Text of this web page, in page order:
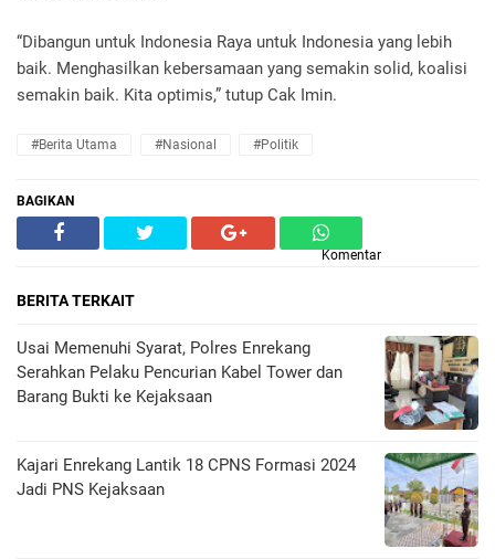
“Dibangun untuk Indonesia Raya untuk Indonesia yang lebih
baik. Menghasilkan kebersamaan yang semakin solid, koalisi
semakin baik. Kita optimis,” tutup Cak Imin.
#Berita Utama #Nasional #Politik
BAGIKAN
Komentar
BERITA TERKAIT
Usai Memenuhi Syarat, Polres Enrekang
Serahkan Pelaku Pencurian Kabel Tower dan
Barang Bukti ke Kejaksaan
Kajari Enrekang Lantik 18 CPNS Formasi 2024
Jadi PNS Kejaksaan